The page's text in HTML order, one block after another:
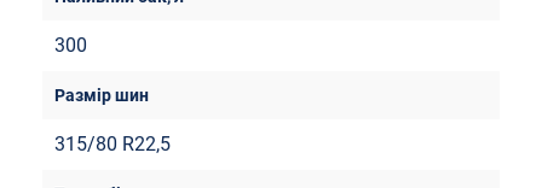
300
315/80 R22,5